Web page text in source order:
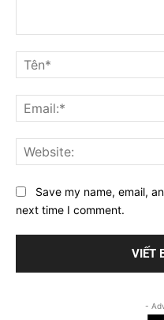
luận
Save my name, email,
next time I comment.
-